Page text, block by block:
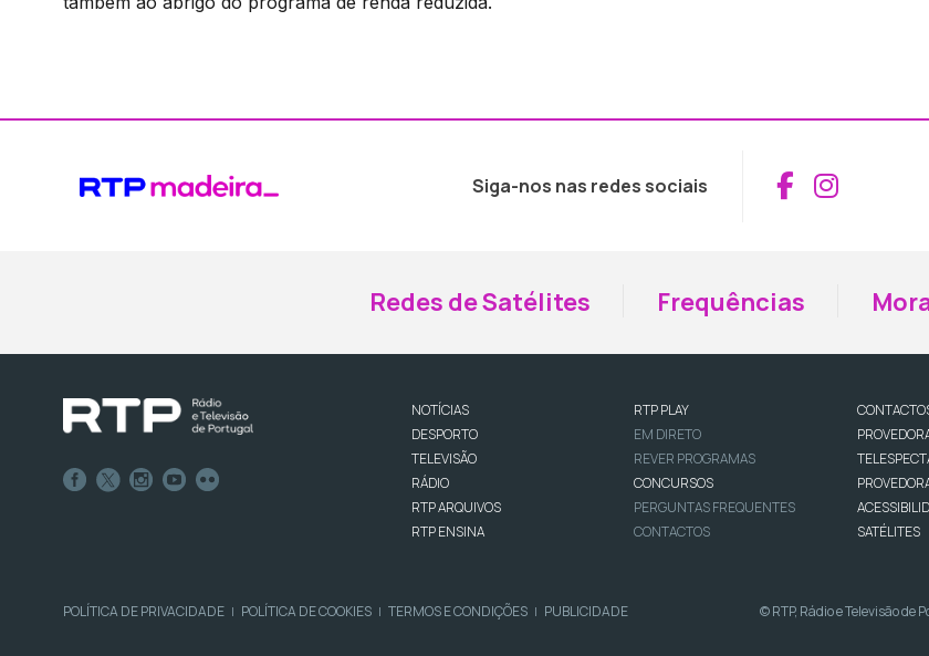
Siga-nos nas redes sociais Aceder
Redes de Satélites Frequências
NOTÍCIAS
DESPORTO
TELEVISÃO
RÁDIO
RTP ARQUIVOS
RTP ENSINA
RTP PLAY
EM DIRETO
REVER PROGRAMAS
CONCURSOS
PERGUNTAS FREQUENTES
CONTACTOS
SATÉLITES
POLÍTICA DE PRIVACIDADE | POLÍTICA DE COOKIES | TERMOS E CONDIÇÕES | PUBLICIDADE © RTP, Rádio e Televisão de